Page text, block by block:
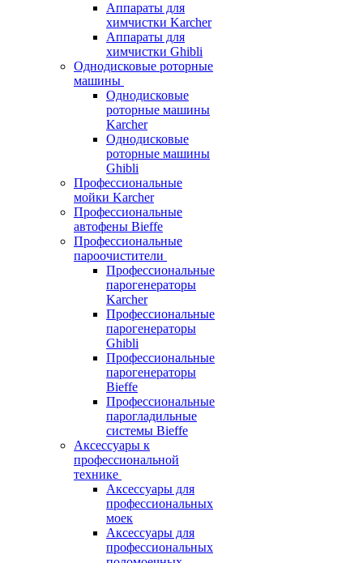
Аппараты для
химчистки Karcher
Аппараты для
химчистки Ghibli
Однодисковые роторные
машины
Однодисковые
роторные машины
Karcher
Однодисковые
роторные машины
Ghibli
Профессиональные
мойки Karcher
Профессиональные
автофены Bieffe
Профессиональные
пароочистители
Профессиональные
парогенераторы
Karcher
Профессиональные
парогенераторы
Ghibli
Профессиональные
парогенераторы
Bieffe
Профессиональные
парогладильные
системы Bieffe
Аксессуары к
профессиональной
технике
Аксессуары для
профессиональных
моек
Аксессуары для
профессиональных